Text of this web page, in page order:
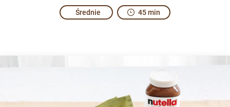
Średnie 45 min